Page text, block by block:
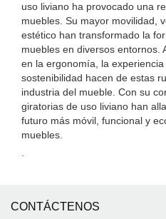
uso liviano ha provocado una
muebles. Su mayor movilidad,
estético han transformado la
muebles en diversos entornos.
en la ergonomía, la
sostenibilidad hacen de estas
industria del mueble. Con su
giratorias de uso liviano han
futuro más móvil, funcional y
muebles.
CONTÁCTENOS